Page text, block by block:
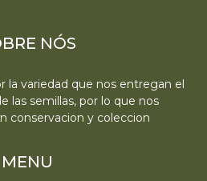
NÓS
la variedad que nos entregan el
las semillas, por lo que nos
conservacion y coleccion
MENU